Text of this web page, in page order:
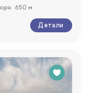
650 м
Детали